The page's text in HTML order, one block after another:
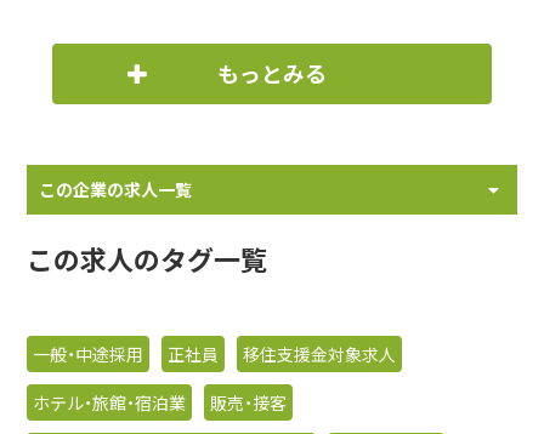
もっとみる
この企業の求人一覧
この求人のタグ一覧
一般・中途採用 正社員
移住支援金対象求人
ホテル・旅館・宿泊業
販売・接客